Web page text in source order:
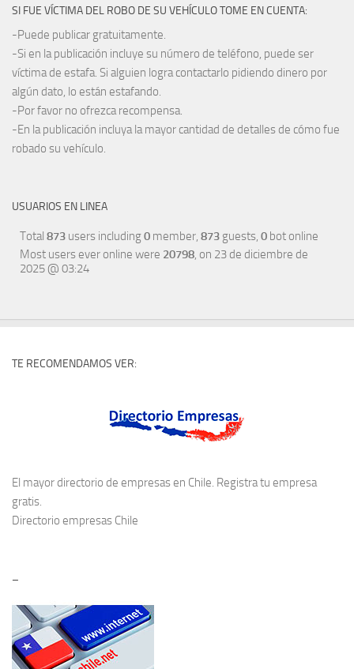
SI FUE VÍCTIMA DEL ROBO DE SU VEHÍCULO TOME EN CUENTA:
-Puede publicar gratuitamente.
-Si en la publicación incluye su número de teléfono, puede ser
víctima de estafa. Si alguien logra contactarlo pidiendo dinero por
algún dato, lo están estafando.
-Por favor no ofrezca recompensa.
-En la publicación incluya la mayor cantidad de detalles de cómo fue
robado su vehículo.
USUARIOS EN LINEA
Total 873 users including0 member, 873 guests, 0 bot online
Most users ever online were 20798, on 23 de diciembre de
2025 @ 03:24
TE RECOMENDAMOS VER:
El mayor directorio de empresas en Chile. Registra tu empresa
gratis.
Directorio empresas Chile
–